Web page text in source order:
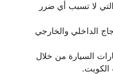
لا تسبب أي ضرر
الداخلي والخارجي
السيارة من خلال